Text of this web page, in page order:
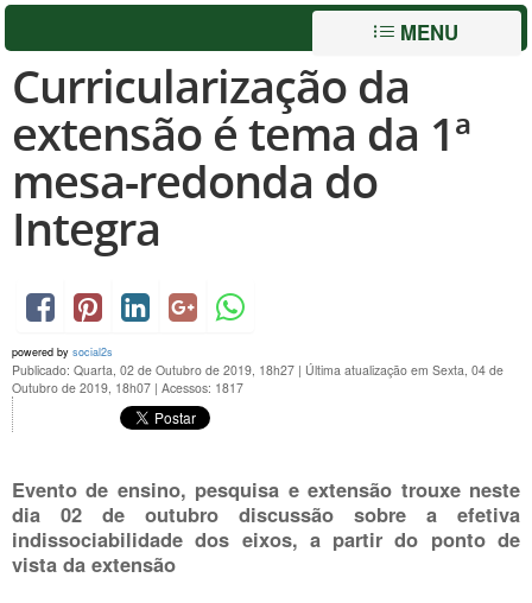
MENU
Curricularização da
extensão é tema da 1ª
mesa-redonda do
Integra
powered by social2s
Publicado: Quarta, 02 de Outubro de 2019, 18h27 | Última atualização em Sexta, 04 de
Outubro de 2019, 18h07 | Acessos: 1817
Evento de ensino, pesquisa e extensão trouxe neste
dia 02 de outubro discussão sobre a efetiva
indissociabilidade dos eixos, a partir do ponto de
vista da extensão